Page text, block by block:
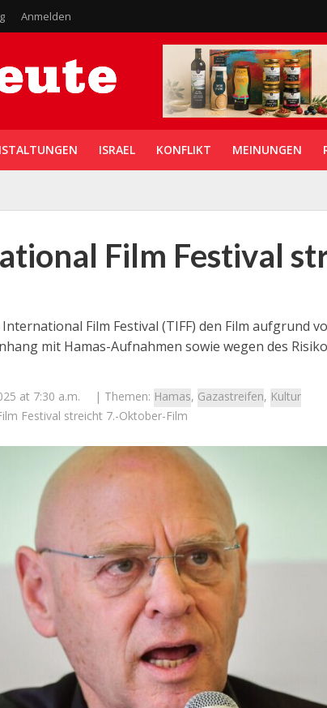
Anmelden
ISRAEL KONFLIKT MEINUNGEN
Film Festival
Film Festival (TIFF) den Film aufgrund
mit Hamas-Aufnahmen sowie wegen des
at 7:30 a.m. | Themen: Hamas, Gazastreifen, Kultur
Festival streicht 7.-Oktober-Film
Israel
Israelische Wahlen 2026: Das ist
die Knesset – Vladimir Beliak